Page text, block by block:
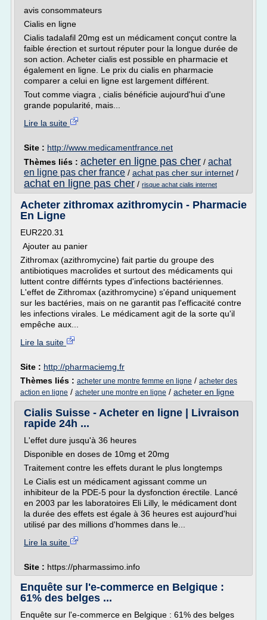
avis consommateurs
Cialis en ligne
Cialis tadalafil 20mg est un médicament conçut contre la
faible érection et surtout réputer pour la longue durée de
son action. Acheter cialis est possible en pharmacie et
également en ligne. Le prix du cialis en pharmacie
comparer a celui en ligne est largement différent.
Tout comme viagra , cialis bénéficie aujourd'hui d'une
grande popularité, mais...
Lire la suite
Site : http://www.medicamentfrance.net
Thèmes liés : acheter en ligne pas cher / achat
en ligne pas cher france / achat pas cher sur internet /
achat en ligne pas cher / risque achat cialis internet
Acheter zithromax azithromycin - Pharmacie
En Ligne
EUR220.31
Ajouter au panier
Zithromax (azithromycine) fait partie du groupe des
antibiotiques macrolides et surtout des médicaments qui
luttent contre différnts types d'infections bactériennes.
L'effet de Zithromax (azithromycine) s'épand uniquement
sur les bactéries, mais on ne garantit pas l'efficacité contre
les infections virales. Le médicament agit de la sorte qu'il
empêche aux...
Lire la suite
Site : http://pharmaciemg.fr
Thèmes liés : acheter une montre femme en ligne / acheter des
action en ligne / acheter une montre en ligne / acheter en ligne
Cialis Suisse - Acheter en ligne | Livraison
rapide 24h ...
L'effet dure jusqu'à 36 heures
Disponible en doses de 10mg et 20mg
Traitement contre les effets durant le plus longtemps
Le Cialis est un médicament agissant comme un
inhibiteur de la PDE-5 pour la dysfonction érectile. Lancé
en 2003 par les laboratoires Eli Lilly, le médicament dont
la durée des effets est égale à 36 heures est aujourd'hui
utilisé par des millions d'hommes dans le...
Lire la suite
Site : https://pharmassimo.info
Enquête sur l'e-commerce en Belgique :
61% des belges ...
Enquête sur l'e-commerce en Belgique : 61% des belges